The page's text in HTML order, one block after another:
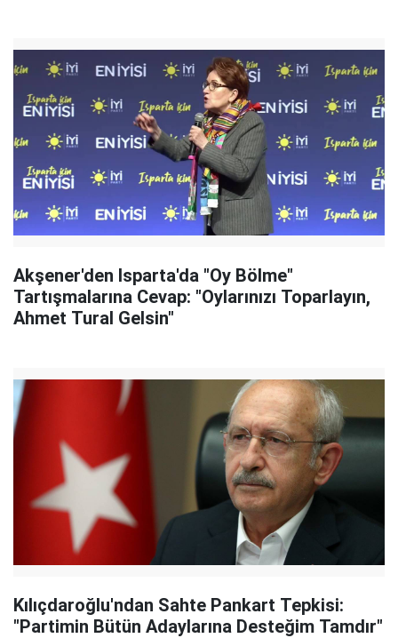
Akşener'den Isparta'da "Oy Bölme"
Tartışmalarına Cevap: "Oylarınızı Toparlayın,
Ahmet Tural Gelsin"
Kılıçdaroğlu'ndan Sahte Pankart Tepkisi:
"Partimin Bütün Adaylarına Desteğim Tamdır"